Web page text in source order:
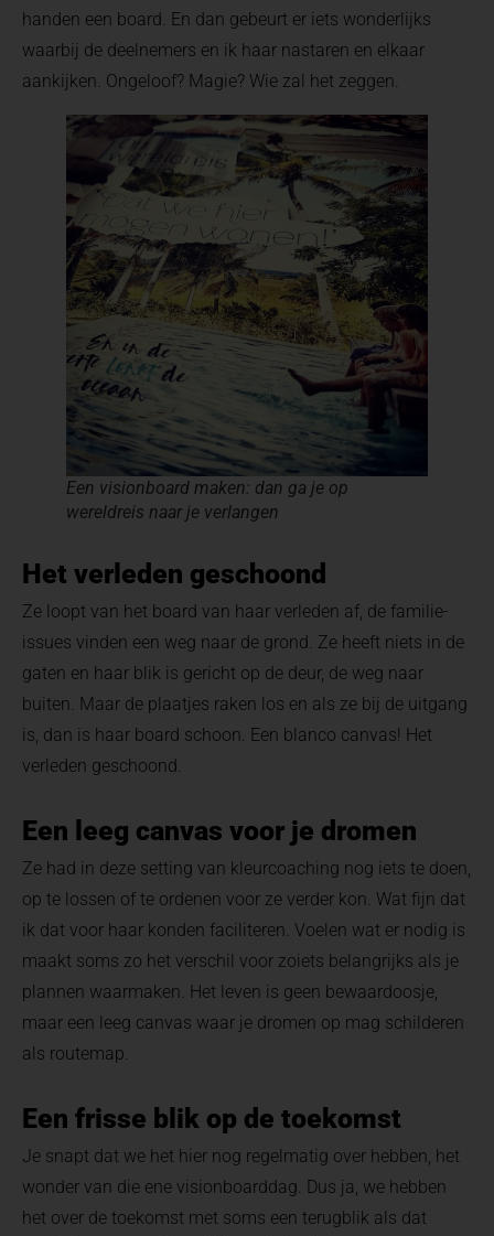
handen een board. En dan gebeurt er iets wonderlijks
waarbij de deelnemers en ik haar nastaren en elkaar
aankijken. Ongeloof? Magie? Wie zal het zeggen.
Een visionboard maken: dan ga je op
wereldreis naar je verlangen
Het verleden geschoond
Ze loopt van het board van haar verleden af, de familie-
issues vinden een weg naar de grond. Ze heeft niets in de
gaten en haar blik is gericht op de deur, de weg naar
buiten. Maar de plaatjes raken los en als ze bij de uitgang
is, dan is haar board schoon. Een blanco canvas! Het
verleden geschoond.
Een leeg canvas voor je dromen
Ze had in deze setting van kleurcoaching nog iets te doen,
op te lossen of te ordenen voor ze verder kon. Wat fijn dat
ik dat voor haar konden faciliteren. Voelen wat er nodig is
maakt soms zo het verschil voor zoiets belangrijks als je
plannen waarmaken. Het leven is geen bewaardoosje,
maar een leeg canvas waar je dromen op mag schilderen
als routemap.
Een frisse blik op de toekomst
Je snapt dat we het hier nog regelmatig over hebben, het
wonder van die ene visionboarddag. Dus ja, we hebben
het over de toekomst met soms een terugblik als dat